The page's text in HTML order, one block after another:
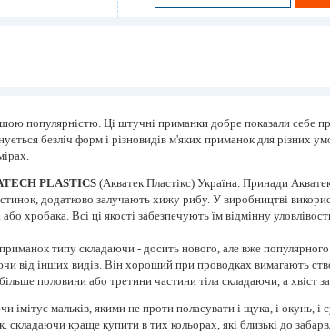
популярністю. Ці штучні приманки добре показали
безліч форм і різновидів м'яких приманок для різних
PLASTICS(Акватек Пластікс) Україна. Принади
додатково залучають хижу рибу. У виробництві
хробака. Всі ці якості забезпечують їм відмінну
типу складаючи - досить нового, але вже популярного
від інших видів. Він хороший при проводках вимагають
половини або третини частини тіла складаючи, а
мальків, якими не проти поласувати і щука, і окунь,
краще купити в тих кольорах, які близькі до